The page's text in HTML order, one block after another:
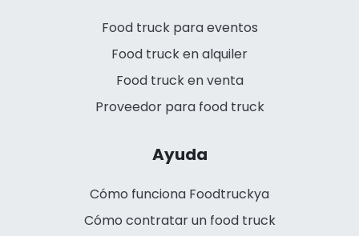
Food truck para eventos
Food truck en alquiler
Food truck en venta
Proveedor para food truck
Ayuda
Cómo funciona Foodtruckya
Cómo contratar un food truck